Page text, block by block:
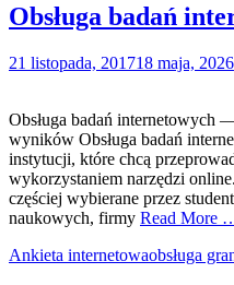
Obsługa badań
21 listopada, 201718 maja, 2026
Obsługa badań internetowych
wyników Obsługa badań
instytucji, które chcą
wykorzystaniem narzędzi
częściej wybierane przez
naukowych, firmy Read More
Ankieta internetowaobsługa